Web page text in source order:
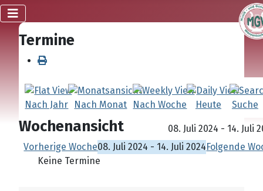
Termine
Nach Jahr Nach Monat Nach Woche Heute Suche
Wochenansicht
08. Juli 2024 - 14. Juli
Vorherige Woche08. Juli 2024 - 14. Juli 2024 Folgende
Keine Termine